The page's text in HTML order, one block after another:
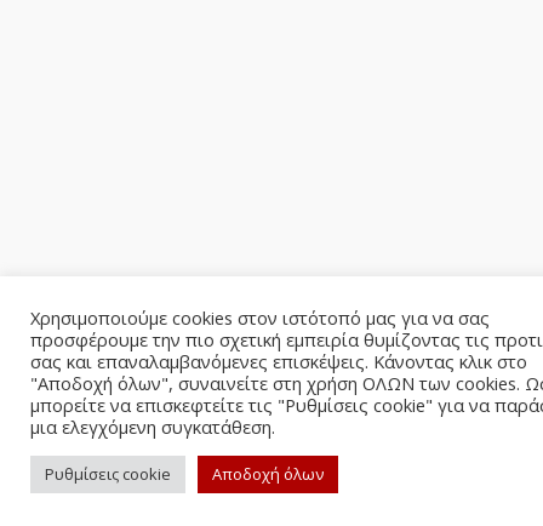
Χρησιμοποιούμε cookies στον ιστότοπό μας για να σας
προσφέρουμε την πιο σχετική εμπειρία θυμίζοντας τις
σας και επαναλαμβανόμενες επισκέψεις. Κάνοντας κλικ στο
"Αποδοχή όλων", συναινείτε στη χρήση ΟΛΩΝ των cookies.
μπορείτε να επισκεφτείτε τις "Ρυθμίσεις cookie" για να
μια ελεγχόμενη συγκατάθεση.
Ρυθμίσεις cookie Αποδοχή όλων